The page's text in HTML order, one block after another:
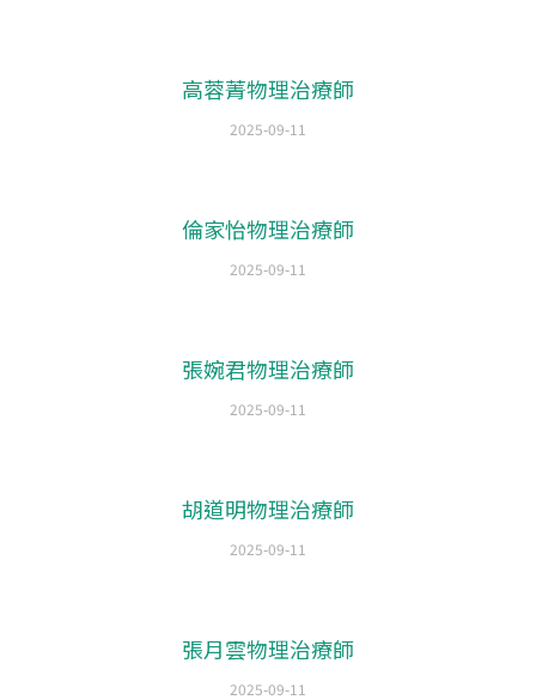
高蓉菁物理治療師
2025-09-11
倫家怡物理治療師
2025-09-11
張婉君物理治療師
2025-09-11
胡道明物理治療師
2025-09-11
張月雲物理治療師
2025-09-11